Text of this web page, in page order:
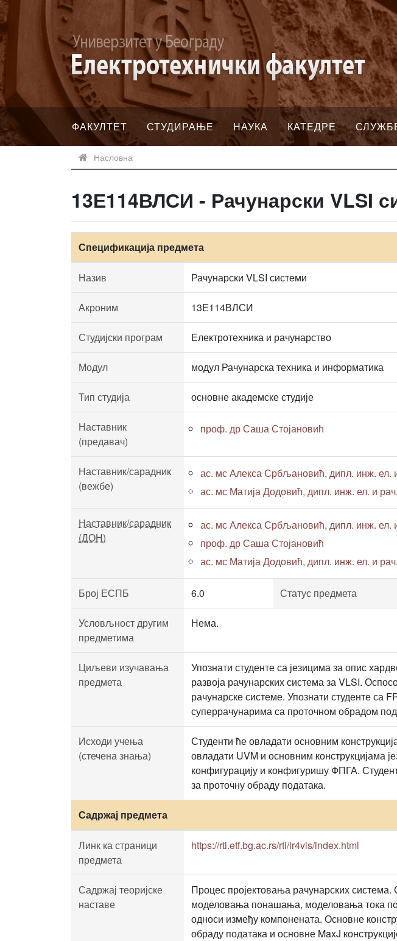
ФАКУЛТЕТ СТУДИРАЊЕ НАУКА КАТЕДРЕ
Насловна
13Е114ВЛСИ - Рачунарски VLSI
Спецификација предмета
Назив Рачунарски VLSI системи
Акроним 13Е114ВЛСИ
Студијски програм Електротехника и рачунарство
Модул модул Рачунарска техника и информатика
Тип студија основне академске студије
Наставник
(предавач)
проф. др Саша Стојановић
Наставник/сарадник
(вежбе)
ас. мс Алекса Србљановић, дипл. инж. ел.
ас. мс Матија Додовић, дипл. инж. ел. и рач.
Наставник/сарадник
(ДОН)
ас. мс Алекса Србљановић, дипл. инж. ел.
проф. др Саша Стојановић
ас. мс Матија Додовић, дипл. инж. ел. и рач.
Број ЕСПБ 6.0 Статус предмета
Условљност другим
предметима
Нема.
Циљеви изучавања
предмета
Упознати студенте са језицима за опис
развоја рачунарских система за VLSI.
рачунарске системе. Упознати студенте са
суперрачунарима са проточном обрадом
Исходи учења
(стечена знања)
Студенти ће овладати основним
овладати UVM и основним конструкцијама
конфигурацију и конфигуришу ФПГА.
за проточну обраду података.
Садржај предмета
Линк ка страници
предмета
https://rti.etf.bg.ac.rs/rti/ir4vls/index.html
Садржај теоријске
наставе
Процес пројектовања рачунарских
моделовања понашања, моделовања тока
односи између компонената. Основне
обраду података и основне MaxJ